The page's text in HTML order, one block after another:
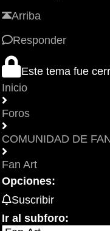
Arriba
Responder
Este tema fue
Inicio
Foros
COMUNIDAD DE
Fan Art
Opciones:
Suscribir
Ir al subforo: